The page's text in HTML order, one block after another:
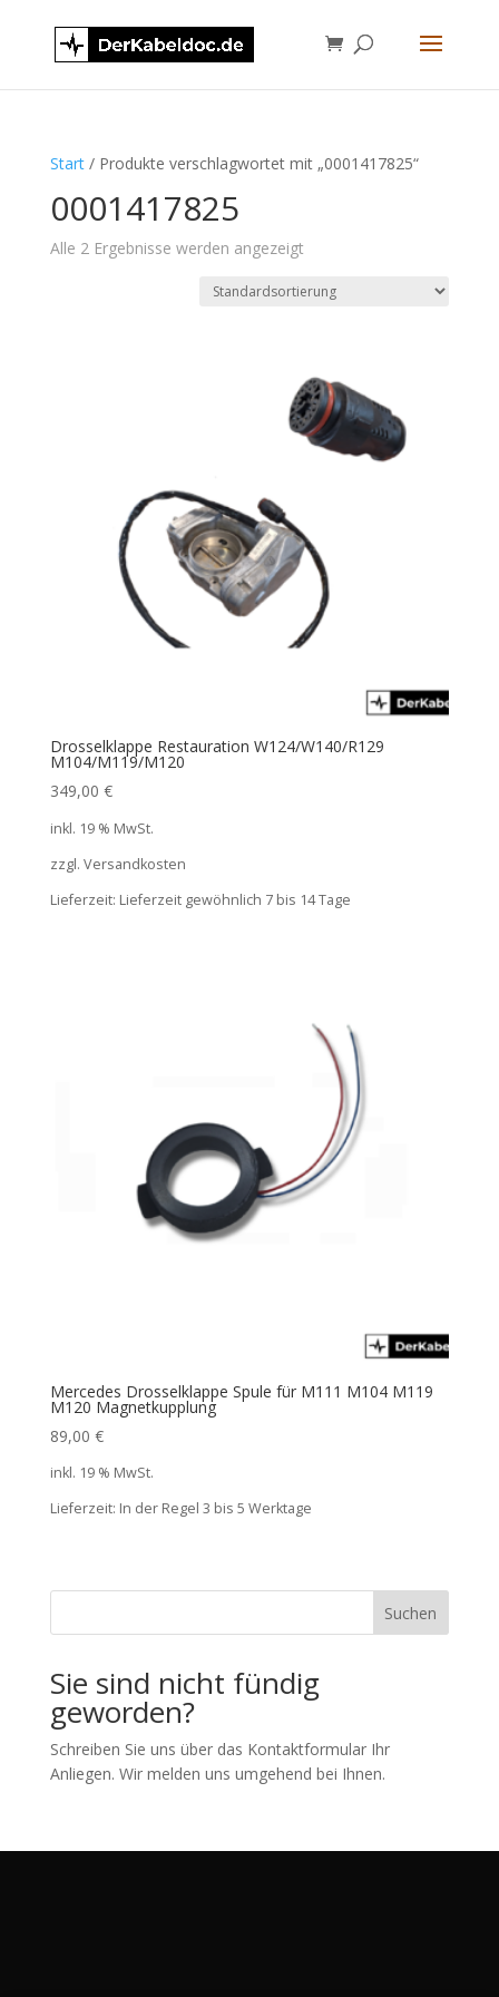
Start/ Produkte verschlagwortet mit „0001417825“
0001417825
Alle 2 Ergebnisse werden angezeigt
Drosselklappe Restauration W124/W140/R129
M104/M119/M120
349,00 €
inkl. 19 % MwSt.
zzgl. Versandkosten
Lieferzeit: Lieferzeit gewöhnlich 7 bis 14 Tage
Mercedes Drosselklappe Spule für M111 M104 M119
M120 Magnetkupplung
89,00 €
inkl. 19 % MwSt.
Lieferzeit: In der Regel 3 bis 5 Werktage
Suchen
Sie sind nicht fündig
geworden?
Schreiben Sie uns über das Kontaktformular Ihr
Anliegen. Wir melden uns umgehend bei Ihnen.